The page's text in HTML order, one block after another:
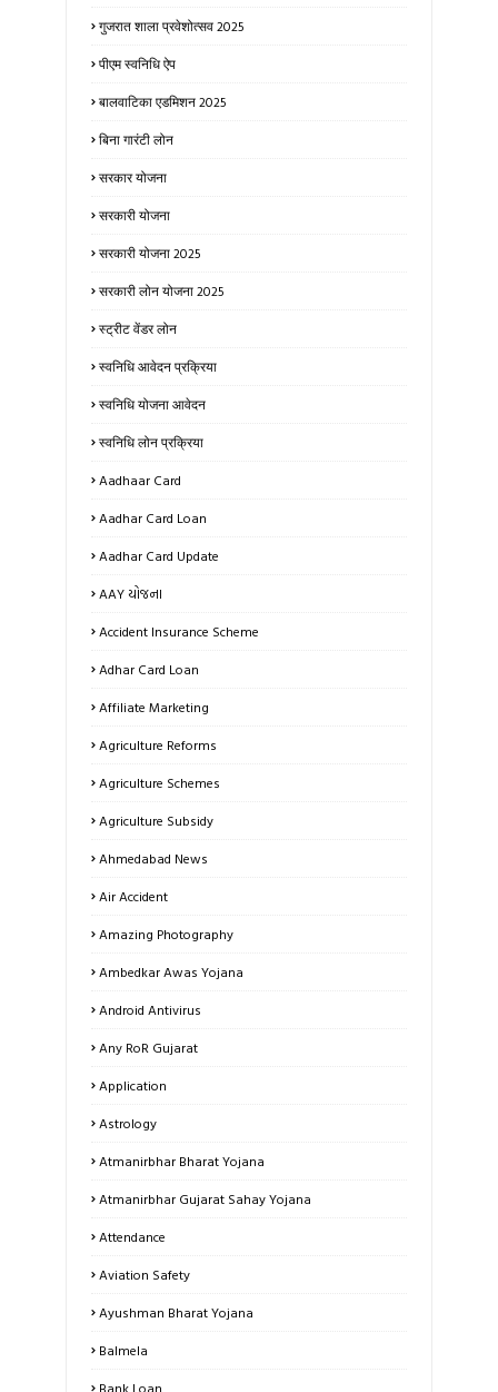
गुजरात शाला प्रवेशोत्सव 2025
पीएम स्वनिधि ऐप
बालवाटिका एडमिशन 2025
बिना गारंटी लोन
सरकार योजना
सरकारी योजना
सरकारी योजना 2025
सरकारी लोन योजना 2025
स्ट्रीट वेंडर लोन
स्वनिधि आवेदन प्रक्रिया
स्वनिधि योजना आवेदन
स्वनिधि लोन प्रक्रिया
Aadhaar Card
Aadhar Card Loan
Aadhar Card Update
AAY યોજના
Accident Insurance Scheme
Adhar Card Loan
Affiliate Marketing
Agriculture Reforms
Agriculture Schemes
Agriculture Subsidy
Ahmedabad News
Air Accident
Amazing Photography
Ambedkar Awas Yojana
Android Antivirus
Any RoR Gujarat
Application
Astrology
Atmanirbhar Bharat Yojana
Atmanirbhar Gujarat Sahay Yojana
Attendance
Aviation Safety
Ayushman Bharat Yojana
Balmela